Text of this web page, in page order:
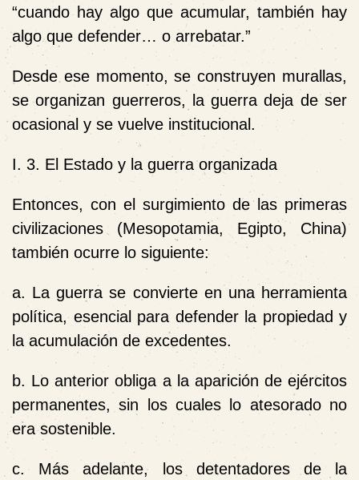
“cuando hay algo que acumular, también hay
algo que defender… o arrebatar.”
Desde ese momento, se construyen murallas,
se organizan guerreros, la guerra deja de ser
ocasional y se vuelve institucional.
I. 3. El Estado y la guerra organizada
Entonces, con el surgimiento de las primeras
civilizaciones (Mesopotamia, Egipto, China)
también ocurre lo siguiente:
a. La guerra se convierte en una herramienta
política, esencial para defender la propiedad y
la acumulación de excedentes.
b. Lo anterior obliga a la aparición de ejércitos
permanentes, sin los cuales lo atesorado no
era sostenible.
c. Más adelante, los detentadores de la